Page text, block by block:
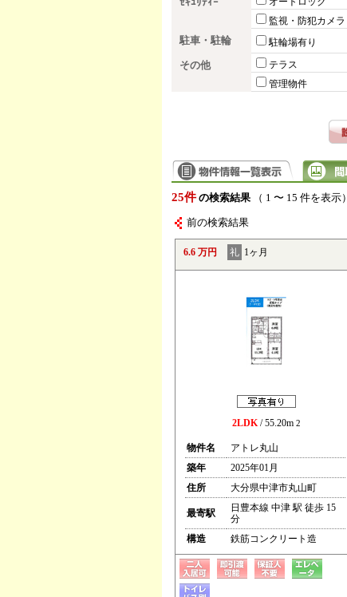
ｾｷｭﾘﾃｨｰ
監視・防犯カメラ
駐車・駐輪 駐輪場有り
その他 テラス
管理物件
25件 の検索結果（ 1 〜 15 件を表示）
前の検索結果
6.6 万円 礼 1ヶ月
2LDK/ 55.20m 2
物件名
アトレ丸山
築年
2025年01月
住所
大分県中津市丸山町
最寄駅
日豊本線 中津 駅 徒歩 15
分
構造
鉄筋コンクリート造